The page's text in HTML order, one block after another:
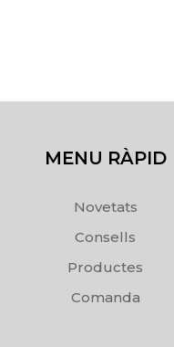
MENU RÀPID
Novetats
Consells
Productes
Comanda